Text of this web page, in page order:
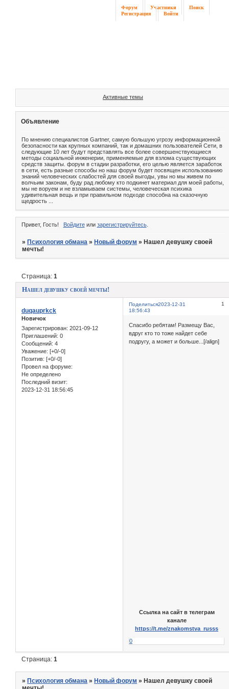
Форум Участники
Поиск
Регистрация
Войти
Активные темы
Объявление
По мнению специалистов Gartner, самую большую угрозу информационной
безопасности как крупных компаний, так и домашних пользователей Сети, в
следующие 10 лет будут представлять все более совершенствующиеся
методы социальной инженерии, применяемые для взлома существующих
средств защиты. форум в стадии разработки, его целью является заработок
в сети, есть разные способы но наш форум будет посвящен использованию
знаний человеческих слабостей для своей выгоды, увы но мы живем по
волчьим законам, буду рад любому кто подкинет материал для моей работы,
мы не воруем и не взламываем системы, человеческая психика
удивительная вещь и при правильном подходе способна на сказочную
щедрость ...
Привет, Гость! Войдитеили зарегистрируйтесь.
» Психология обмана » Новый форум » Нашел девушку своей
мечты!
Нашел девушку своей мечты!
Страница:1
Поделиться 1
2023-12-31
18:56:43
duqauprkck
Новичок
Зарегистрирован: 2021-09-12
Приглашений: 0
Сообщений: 4
Уважение: [+0/-0]
Позитив: [+0/-0]
Провел на форуме:
Не определено
Последний визит:
2023-12-31 18:56:45
Спасибо ребятам! Размещу Вас,
вдруг кто то тоже найдет себе
подругу, а может и больше...[/align]
Ссылка на сайт в телеграм
канале
https://t.me/znakomstva_russs
0
Страница:1
»Психология обмана »Новый форум »Нашел девушку своей